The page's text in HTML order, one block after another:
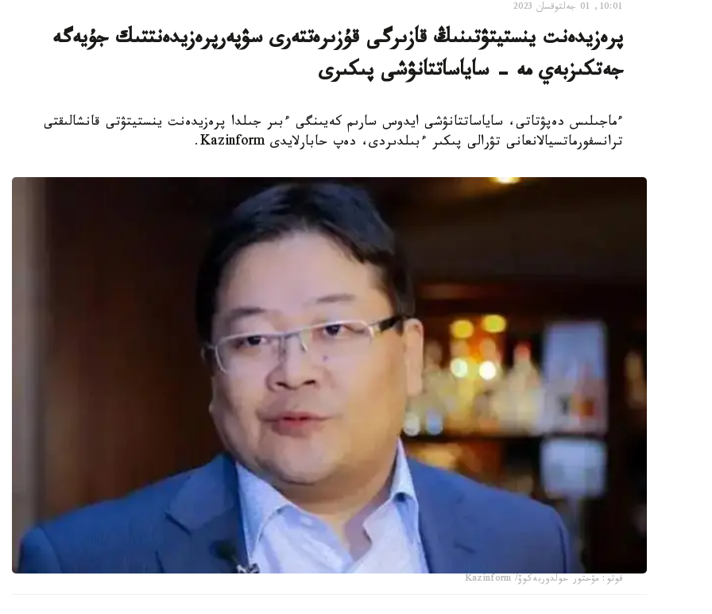
10:01, 01 جەلتوقسان 2023
پرەزيدەنت ينستيتۋتىنىڭ قازىرگى قۇزىرەتتەرى سۋپەرپرەزيدەنتتىك جۇيەگە
جەتكىزبەي مە - ساياساتتانۋشى پىكىرى
ءماجىلىس دەپۋتاتى، ساياساتتانۋشى ايدوس سارىم كەيىنگى ءبىر جىلدا پرەزيدەنت ينستيتۋتى قانشالىقتى
ترانسفورماتسيالانعانى تۋرالى پىكىر ءبىلدىردى، دەپ حابارلايدى Kazinform.
فوتو: مۋحتور حولدوربەكوۆ/ Kazinform